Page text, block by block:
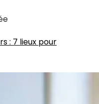
: 7 lieux pour